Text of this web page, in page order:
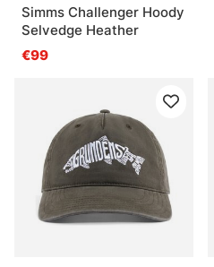
Simms Challenger Hoody
Selvedge Heather
€99